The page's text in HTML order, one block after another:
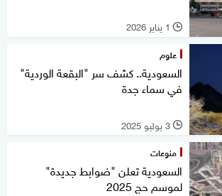
l 1 يناير 2026
علوم
السعودية.. كشف سر "البقعة الوردية"
في سماء جدة
l 3 يوليو 2025
منوعات
السعودية تعلن "ضوابط جديدة"
لموسم حج 2025